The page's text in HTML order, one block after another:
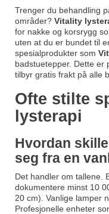
Trenger du behandling
områder? Vitality
for nakke og korsrygg
uten at du er bundet til
spesialprodukter som
badstuetepper. Dette er
tilbyr gratis frakt på alle
Ofte stilte
lysterapi
Hvordan
seg fra en
Det handler om tallene.
dokumentere minst 10
20 cm). Vanlige lamper
Profesjonelle enheter